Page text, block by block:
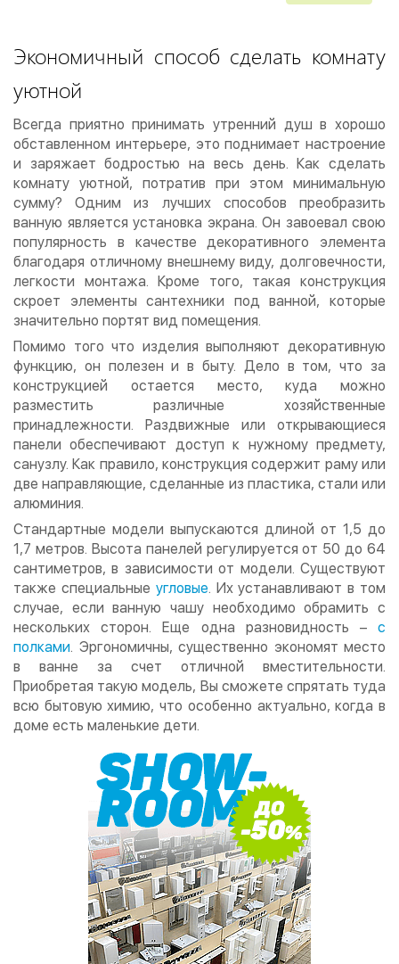
Экономичный способ сделать комнату
уютной
Всегда приятно принимать утренний душ в хорошо
обставленном интерьере, это поднимает настроение
и заряжает бодростью на весь день. Как сделать
комнату уютной, потратив при этом минимальную
сумму? Одним из лучших способов преобразить
ванную является установка экрана. Он завоевал свою
популярность в качестве декоративного элемента
благодаря отличному внешнему виду, долговечности,
легкости монтажа. Кроме того, такая конструкция
скроет элементы сантехники под ванной, которые
значительно портят вид помещения.
Помимо того что изделия выполняют декоративную
функцию, он полезен и в быту. Дело в том, что за
конструкцией остается место, куда можно
разместить различные хозяйственные
принадлежности. Раздвижные или открывающиеся
панели обеспечивают доступ к нужному предмету,
санузлу. Как правило, конструкция содержит раму или
две направляющие, сделанные из пластика, стали или
алюминия.
Стандартные модели выпускаются длиной от 1,5 до
1,7 метров. Высота панелей регулируется от 50 до 64
сантиметров, в зависимости от модели. Существуют
также специальные угловые. Их устанавливают в том
случае, если ванную чашу необходимо обрамить с
нескольких сторон. Еще одна разновидность – с
полками. Эргономичны, существенно экономят место
в ванне за счет отличной вместительности.
Приобретая такую модель, Вы сможете спрятать туда
всю бытовую химию, что особенно актуально, когда в
доме есть маленькие дети.